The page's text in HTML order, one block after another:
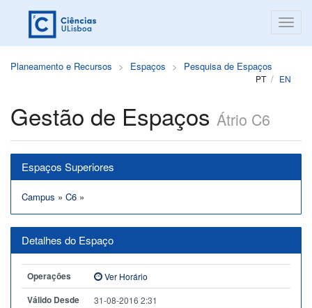
Planeamento e Recursos Espaços Pesquisa de Espaços
PT EN
Gestão de Espaços Átrio C6
Espaços Superiores
Campus » C6 »
Detalhes do Espaço
Operações Ver Horário
Válido Desde 31-08-2016 2:31